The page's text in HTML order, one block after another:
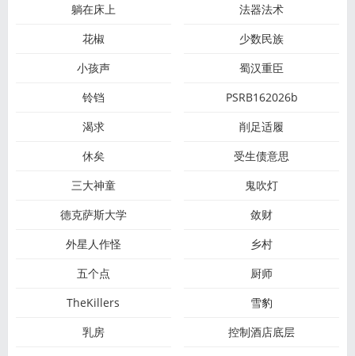
躺在床上
法器法术
花椒
少数民族
小孩声
蜀汉重臣
铃铛
PSRB162026b
渴求
削足适履
休矣
受生债意思
三大神童
鬼吹灯
德克萨斯大学
敛财
外星人作怪
乡村
五个点
厨师
TheKillers
雪豹
乳房
控制酒店底层